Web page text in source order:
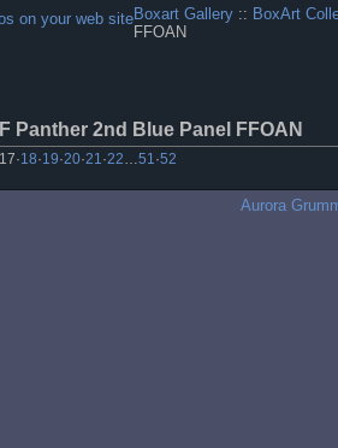
Boxart Gallery :: BoxArt
FFOAN
Panther 2nd Blue Panel FFOAN
17·18·19·20·21 ·22 51 ·52